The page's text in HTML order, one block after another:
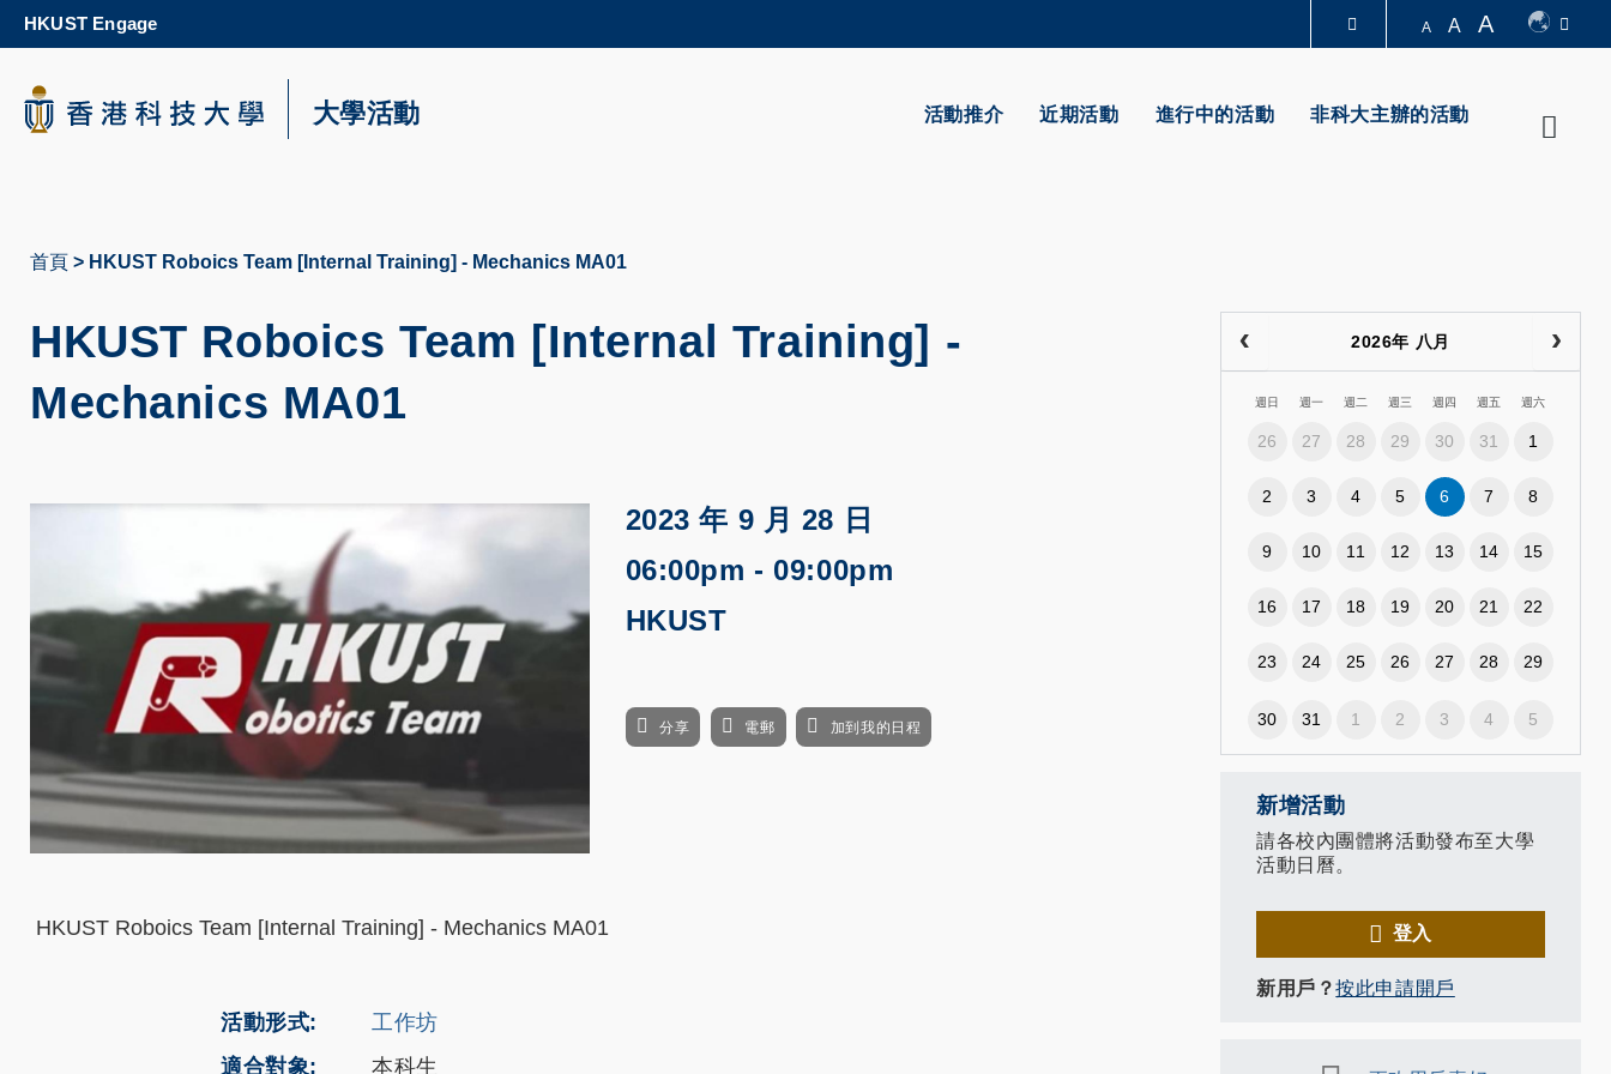
content
更多科大概覽
科大新聞 生活@科大 圖書館
HKUST Engage A A A
活動推介 近期活動 進行中的活動 非科大主辦的活動
大學活動
航
結
首頁 HKUST Roboics Team [Internal Training] - Mechanics MA01
HKUST Roboics Team [Internal Training] -
Mechanics MA01
2023 年 9 月 28 日
06:00pm - 09:00pm
HKUST
分享 電郵 加到我的日程
HKUST Roboics Team [Internal Training] - Mechanics MA01
活動形式
工作坊
適合對象
本科生
2026年 八月
週日 週一 週二 週三 週四 週五 週六
26 27 28 29 30 31 1
2 3 4 5 6 7 8
9 10 11 12 13 14 15
16 17 18 19 20 21 22
23 24 25 26 27 28 29
30 31 1 2 3 4 5
新增活動
請各校內團體將活動發布至大學
活動日曆。
登入
新用戶？按此申請開戶